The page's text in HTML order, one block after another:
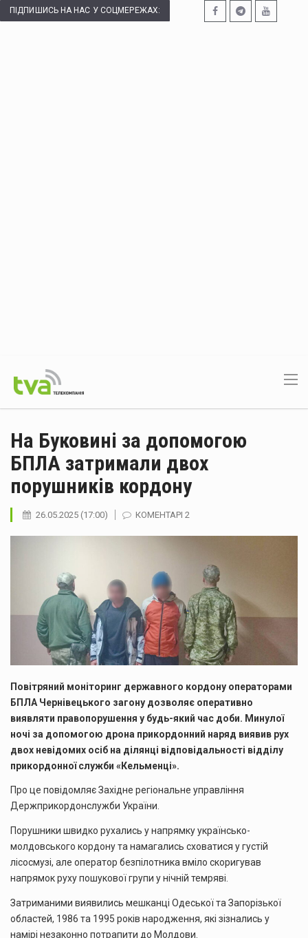
ПІДПИШИСЬ НА НАС У СОЦМЕРЕЖАХ:
На Буковині за допомогою
БПЛА затримали двох
порушників кордону
26.05.2025 (17:00) КОМЕНТАРІ 2
Повітряний моніторинг державного кордону операторами
БПЛА Чернівецького загону дозволяє оперативно
виявляти правопорушення у будь-який час доби. Минулої
ночі за допомогою дрона прикордонний наряд виявив рух
двох невідомих осіб на ділянці відповідальності відділу
прикордонної служби «Кельменці».
Про це повідомляє Західне регіональне управління
Держприкордонслужби України.
Порушники швидко рухались у напрямку українсько-
молдовського кордону та намагались сховатися у густій
лісосмузі, але оператор безпілотника вміло скоригував
напрямок руху пошукової групи у нічній темряві.
Затриманими виявились мешканці Одеської та Запорізької
областей, 1986 та 1995 років народження, які зізнались у
намірі незаконно потрапити до Молдови.